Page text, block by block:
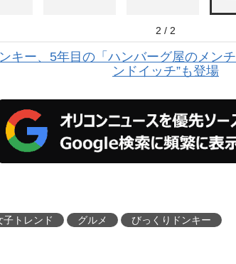
2 / 2
キー、5年目の「ハンバーグ屋のメン
ンドイッチ”も登場
子トレンド グルメ びっくりドンキー